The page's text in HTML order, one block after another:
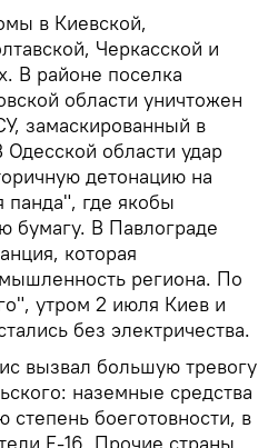
в Киевской,
Черкасской и
В районе поселка
области уничтожен
замаскированный в
области удар
детонацию на
где якобы
бумагу. В Павлограде
которая
региона. По
утром 2 июля Киев и
без электричества.
вызвал большую тревогу
наземные средства
боеготовности, в
F-16. Прочие страны